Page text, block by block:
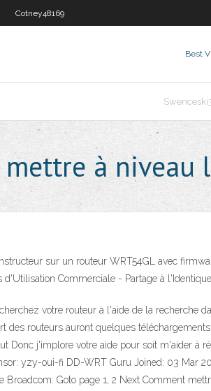
Cotney48169
Best
mettre à
sur un routeur WRT54GL avec
Commerciale - Partage à
votre routeur à l'aide de la recherche
des routeurs auront quelques
Donc j'implore votre aide pour soit m'aider à
yzy-oui-fi DD-WRT Guru Joined: 03 Mar
Broadcom: Goto page 1, 2 Next Comment